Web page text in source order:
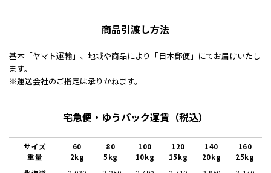
商品引渡し方法
基本「ヤマト運輸」、地域や商品により「日本郵便」にてお届けいたし
ます。
※運送会社のご指定は承りかねます。
宅急便・ゆうパック運賃（税込）
サイズ
重量
60
2kg
80
5kg
100
10kg
120
15kg
140
20kg
160
25kg